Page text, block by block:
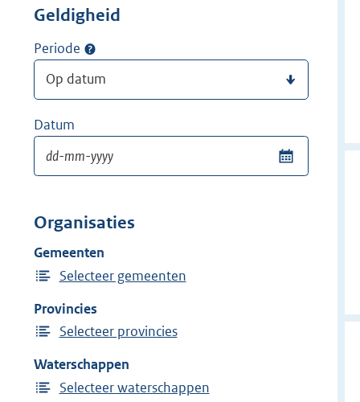
Geldigheid
Periode
Datum
Organisaties
Gemeenten
Selecteer gemeenten
Provincies
Selecteer provincies
Waterschappen
Selecteer waterschappen